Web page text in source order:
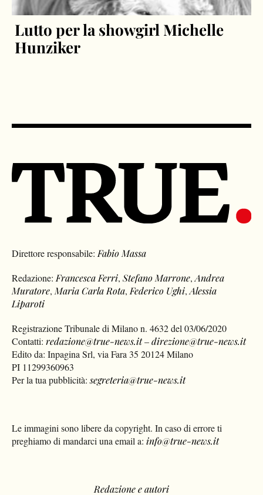
Lutto per la showgirl Michelle
Hunziker
Direttore responsabile: Fabio Massa
Redazione: Francesca Ferri,Stefano Marrone,Andrea
Muratore, Maria Carla Rota, Federico Ughi,Alessia
Liparoti
Registrazione Tribunale di Milano n. 4632 del 03/06/2020
Contatti:redazione@true-news.it–direzione@true-news.it
Edito da: Inpagina Srl, via Fara 35 20124 Milano
PI 11299360963
Per la tua pubblicità:segreteria@true-news.it
Le immagini sono libere da copyright. In caso di errore ti
preghiamo di mandarci una email a: info@true-news.it
Redazione e autori